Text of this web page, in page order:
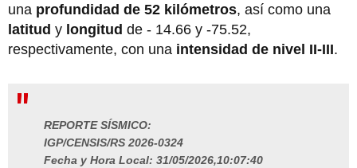
una profundidad de 52 kilómetros, así como una
latitud y longitud de - 14.66 y -75.52,
respectivamente, con una intensidad de nivel II-III.
REPORTE SÍSMICO:
IGP/CENSIS/RS 2026-0324
Fecha y Hora Local: 31/05/2026,10:07:40